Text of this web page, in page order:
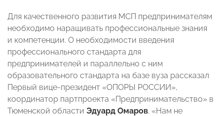
Для качественного развития МСП предпринимателям
необходимо наращивать профессиональные знания
и компетенции. О необходимости введения
профессионального стандарта для
предпринимателей и параллельно с ним
образовательного стандарта на базе вуза рассказал
Первый вице-президент «ОПОРЫ РОССИИ»,
координатор партпроекта «Предпринимательство» в
Тюменской области Эдуард Омаров. «Нам не